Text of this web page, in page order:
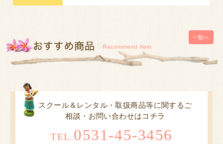
一覧へ
スクール＆レンタル・取扱商品等に関するご
相談・お問い合わせはコチラ
TEL.0531-45-3456